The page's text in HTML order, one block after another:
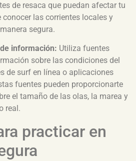
de resaca que puedan afectar tu
conocer las corrientes locales y
segura.
información: Utiliza fuentes
sobre las condiciones del
de surf en línea o aplicaciones
fuentes pueden proporcionarte
el tamaño de las olas, la marea y
real.
practicar en